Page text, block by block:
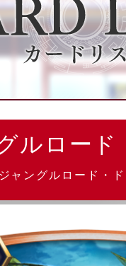
ルロー
ャングルロード・